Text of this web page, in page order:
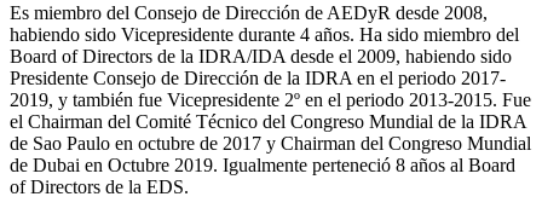
Es miembro del Consejo de Dirección de AEDyR desde 2008,
habiendo sido Vicepresidente durante 4 años. Ha sido miembro del
Board of Directors de la IDRA/IDA desde el 2009, habiendo sido
Presidente Consejo de Dirección de la IDRA en el periodo 2017-
2019, y también fue Vicepresidente 2º en el periodo 2013-2015. Fue
el Chairman del Comité Técnico del Congreso Mundial de la IDRA
de Sao Paulo en octubre de 2017 y Chairman del Congreso Mundial
de Dubai en Octubre 2019. Igualmente perteneció 8 años al Board
of Directors de la EDS.